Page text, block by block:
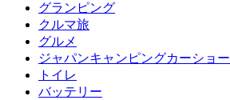
グランピング
クルマ旅
グルメ
ジャパンキャンピングカーショー
トイレ
バッテリー